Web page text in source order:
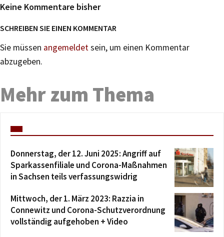
Keine Kommentare bisher
SCHREIBEN SIE EINEN KOMMENTAR
Sie müssen angemeldetsein, um einen Kommentar
abzugeben.
Mehr zum Thema
Donnerstag, der 12. Juni 2025: Angriff auf
Sparkassenfiliale und Corona-Maßnahmen
in Sachsen teils verfassungswidrig
Mittwoch, der 1. März 2023: Razzia in
Connewitz und Corona-Schutzverordnung
vollständig aufgehoben + Video